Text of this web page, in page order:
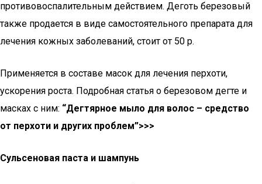
противовоспалительным действием. Деготь березовый
также продается в виде самостоятельного препарата для
лечения кожных заболеваний, стоит от 50 р.
Применяется в составе масок для лечения перхоти,
ускорения роста. Подробная статья о березовом дегте и
масках с ним: “Дегтярное мыло для волос – средство
от перхоти и других проблем”>>>
Сульсеновая паста и шампунь